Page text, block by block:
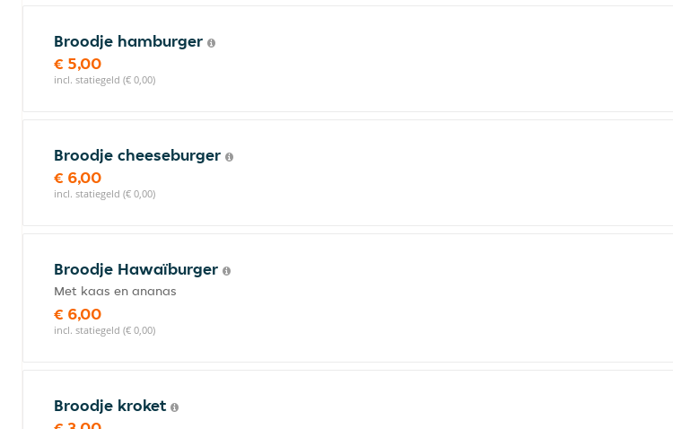
Broodje hamburger
€ 5,00
incl. statiegeld (€ 0,00)
Broodje cheeseburger
€ 6,00
incl. statiegeld (€ 0,00)
Broodje Hawaïburger
Met kaas en ananas
€ 6,00
incl. statiegeld (€ 0,00)
Broodje kroket